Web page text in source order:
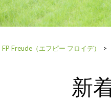
FP Freude（エフピー フロイデ） >
新